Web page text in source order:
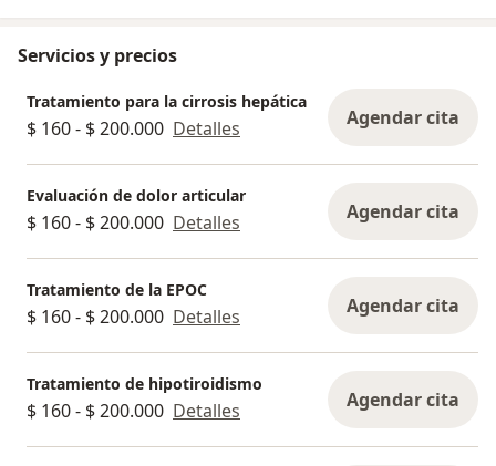
Servicios y precios
Tratamiento para la cirrosis hepática
$ 160 - $ 200.000 Detalles Agendar cita
Evaluación de dolor articular
$ 160 - $ 200.000 Detalles Agendar cita
Tratamiento de la EPOC
$ 160 - $ 200.000 Detalles Agendar cita
Tratamiento de hipotiroidismo
$ 160 - $ 200.000 Detalles Agendar cita